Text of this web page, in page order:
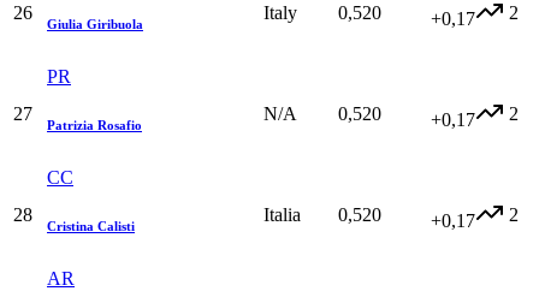
26
Giulia Giribuola
Italy 0,520 +0,17 2
27
PR
Patrizia Rosafio
N/A 0,520 +0,17 2
28
CC
Cristina Calisti
Italia 0,520 +0,17 2
AR